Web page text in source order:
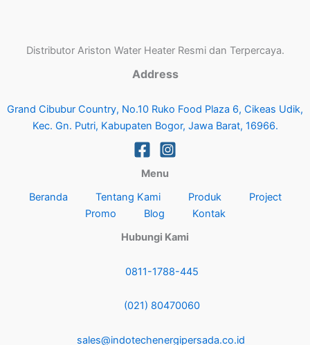
Distributor Ariston Water Heater Resmi dan Terpercaya.
Address
Grand Cibubur Country, No.10 Ruko Food Plaza 6, Cikeas Udik,
Kec. Gn. Putri, Kabupaten Bogor, Jawa Barat, 16966.
Menu
Beranda
Tentang Kami Produk
Project
Promo
Blog
Kontak
Hubungi Kami
0811-1788-445
(021) 80470060
sales@indotechenergipersada.co.id